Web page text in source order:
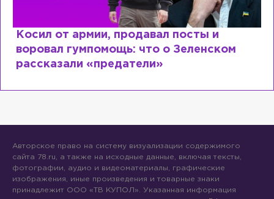
Косил от армии, продавал посты и
воровал гумпомощь: что о Зеленском
рассказали «предатели»
Авторское право на систему визуализации содержимого
сайта 78.ru, а также на исходные данные, включая тексты,
фотографии, аудио и видеоматериалы, графические
изображения, иные произведения и товарные знаки
принадлежит ООО «ТВ КУПОЛ». Указанная информация